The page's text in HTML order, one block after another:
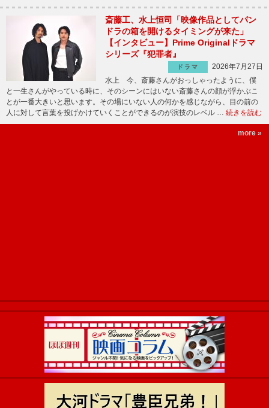
斎藤工、水上恒司「映像作品としてパン
ドラの箱を開けるタイミングが来た」
【インタビュー】Prime Originalドラマ
シリーズ『犯罪者』
ドラマ
2026年7月27日
水上 今、斎藤さんがおっしゃったように、僕
と一生さんがやっている時に、そのシーンにはいない斎藤さんの顔が浮かぶこ
とが一番大きいと思います。その場にいない人の何かを感じながら、目の前の
人に対して言葉を投げかけていくことができるのが演技のレベル … 続きを読む
more »